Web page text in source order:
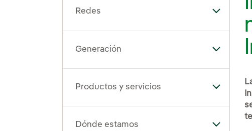
Redes Alternar
Generación Alternar
Productos y servicios Alternar
Dónde estamos Alternar